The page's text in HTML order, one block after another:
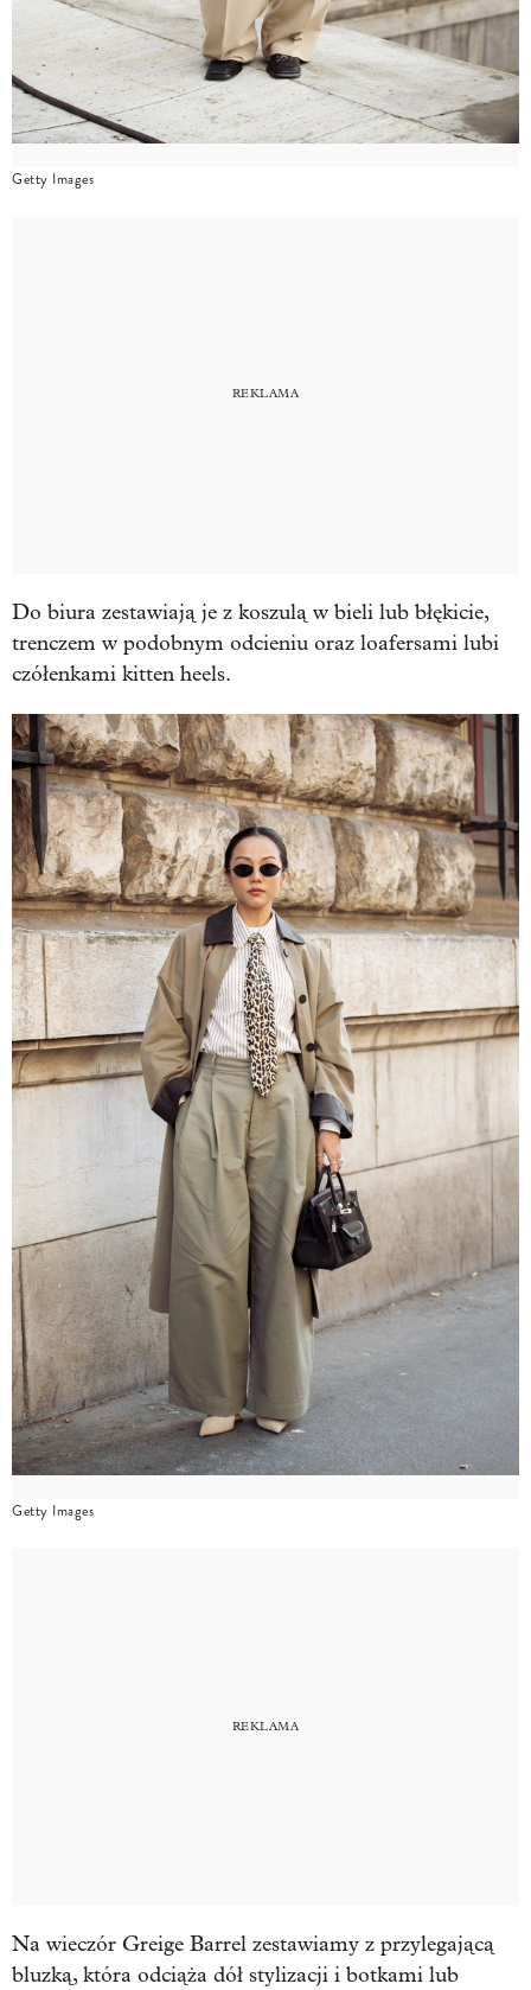
Getty Images
Do biura zestawiają je z koszulą w bieli lub błękicie,
trenczem w podobnym odcieniu oraz loafersami lubi
czółenkami kitten heels.
Getty Images
Na wieczór Greige Barrel zestawiamy z przylegającą
bluzką, która odciąża dół stylizacji i botkami lub